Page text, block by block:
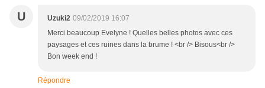
U Uzuki2 09/02/2019 16:07
Merci beaucoup Evelyne ! Quelles belles photos avec ces
paysages et ces ruines dans la brume ! <br /> Bisous<br />
Bon week end !
Répondre